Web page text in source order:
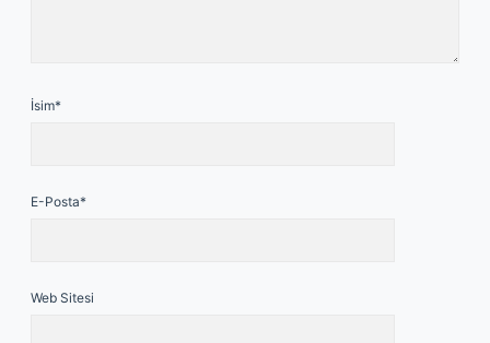
İsim*
E-Posta*
Web Sitesi